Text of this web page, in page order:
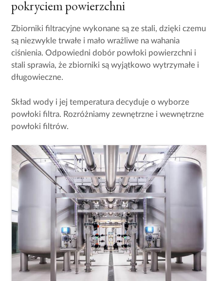
pokryciem powierzchni
Zbiorniki filtracyjne wykonane są ze stali, dzięki czemu
są niezwykle trwałe i mało wrażliwe na wahania
ciśnienia. Odpowiedni dobór powłoki powierzchni i
stali sprawia, że zbiorniki są wyjątkowo wytrzymałe i
długowieczne.
Skład wody i jej temperatura decyduje o wyborze
powłoki filtra. Rozróżniamy zewnętrzne i wewnętrzne
powłoki filtrów.